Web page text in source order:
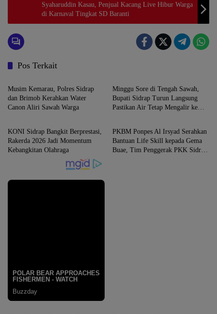
Syaharuddin Kasau, Penjual Kacang Live Hibur Warga
di Karnaval Tingkat SD Baranti
Pos Terkait
SIDRAP
Musim Kemarau, Polres Sidrap
dan Brimob Kerahkan Water
Canon Aliri Sawah Warga
Minggu Sore di Tengah Sawah,
Bupati Sidrap Turun Langsung
Pastikan Air Tetap Mengalir ke
SIDRAP
KONI Sidrap Bangkit Berprestasi,
Rakerda 2026 Jadi Momentum
Kebangkitan Olahraga
SIDRAP
PKBM Ponpes Al Irsyad Serahkan
Bantuan Life Skill kepada Gema
Buae, Tim Penggerak PKK Sidrap